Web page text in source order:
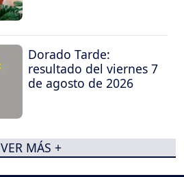
Dorado Tarde:
resultado del viernes 7
de agosto de 2026
VER MÁS +